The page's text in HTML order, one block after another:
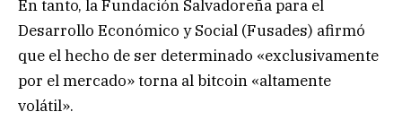
En tanto, la Fundación Salvadoreña para el
Desarrollo Económico y Social (Fusades) afirmó
que el hecho de ser determinado «exclusivamente
por el mercado» torna al bitcoin «altamente
volátil».